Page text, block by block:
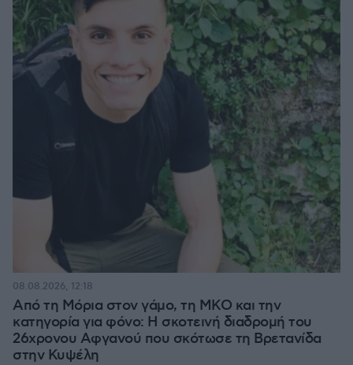
Από τη Μόρια στον γάμο, τη ΜΚΟ και την
κατηγορία για φόνο: Η σκοτεινή διαδρομή του
26χρονου Αφγανού που σκότωσε τη Βρετανίδα
στην Κυψέλη
08.08.2026, 12:18